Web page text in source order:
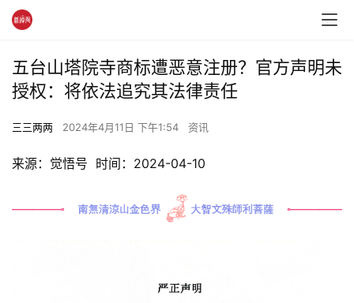
五台山塔院寺商标遭恶意注册？官方声明未
授权：将依法追究其法律责任
三三两两 2024年4月11日 下午1:54 资讯
来源：觉悟号  时间：2024-04-10